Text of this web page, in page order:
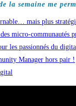
la semaine me
mais plus
micro-communautés
les passionnés du
Manager hors pair !